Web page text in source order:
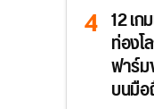
12 เ
ท่องโ
ฟาร์
บนมื